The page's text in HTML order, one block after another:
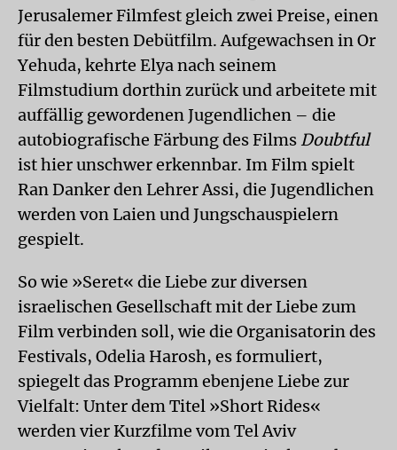
Jerusalemer Filmfest gleich zwei Preise, einen
für den besten Debütfilm. Aufgewachsen in Or
Yehuda, kehrte Elya nach seinem
Filmstudium dorthin zurück und arbeitete mit
auffällig gewordenen Jugendlichen – die
autobiografische Färbung des Films Doubtful
ist hier unschwer erkennbar. Im Film spielt
Ran Danker den Lehrer Assi, die Jugendlichen
werden von Laien und Jungschauspielern
gespielt.
So wie »Seret« die Liebe zur diversen
israelischen Gesellschaft mit der Liebe zum
Film verbinden soll, wie die Organisatorin des
Festivals, Odelia Harosh, es formuliert,
spiegelt das Programm ebenjene Liebe zur
Vielfalt: Unter dem Titel »Short Rides«
werden vier Kurzfilme vom Tel Aviv